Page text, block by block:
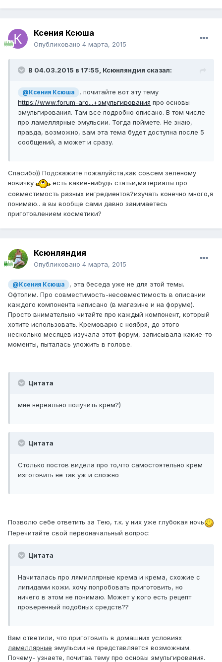
Ксения Ксюша
Опубликовано 4 марта, 2015
В 04.03.2015 в 17:55, Ксюнляндия сказал:
@Ксения Ксюша
, почитайте вот эту тему
https://www.forum-aro...+эмульгирования про основы
эмульгирования. Там все подробно описано. В том числе
про ламеллярные эмульсии. Тогда поймете. Не знаю,
правда, возможно, вам эта тема будет доступна после 5
сообщений, а может и сразу.
Спасибо)) Подскажите пожалуйста,как совсем зеленому
новичку
есть какие-нибудь статьи,материалы про
совместимость разных ингредиентов?изучать конечно много,я
понимаю.. а вы вообще сами давно занимаетесь
приготовлением косметики?
Ксюнляндия
Опубликовано 4 марта, 2015
@Ксения Ксюша
, эта беседа уже не для этой темы.
Офтопим. Про совместимость-несовместимость в описании
каждого компонента написано (в магазине и на форуме).
Просто внимательно читайте про каждый компонент, который
хотите использовать. Кремоварю с ноября, до этого
несколько месяцев изучала этот форум, записывала какие-то
моменты, пыталась уложить в голове.
Цитата
мне нереально получить крем?)
Цитата
Столько постов видела про то,что самостоятельно крем
изготовить не так уж и сложно
Позволю себе ответить за Тею, т.к. у них уже глубокая ночь
Перечитайте свой первоначальный вопрос:
Цитата
Начиталась про лямиллярные крема и крема, схожие с
липидами кожи. хочу попробовать приготовить, но
ничего в этом не понимаю. Может у кого есть рецепт
проверенный подобных средств??
Вам ответили, что приготовить в домашних условиях
ламеллярные эмульсии не представляется возможным.
Почему- узнаете, почитав тему про основы эмульгирования.